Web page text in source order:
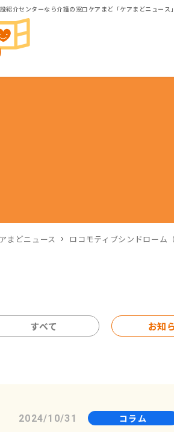
紹介センターなら介護の窓口ケアまど「ケアまどニュース
まどニュース ロコモティブシンドローム
すべて お知
2024/10/31 コラム